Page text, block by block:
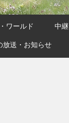
ワールド 中継
放送・お知らせ